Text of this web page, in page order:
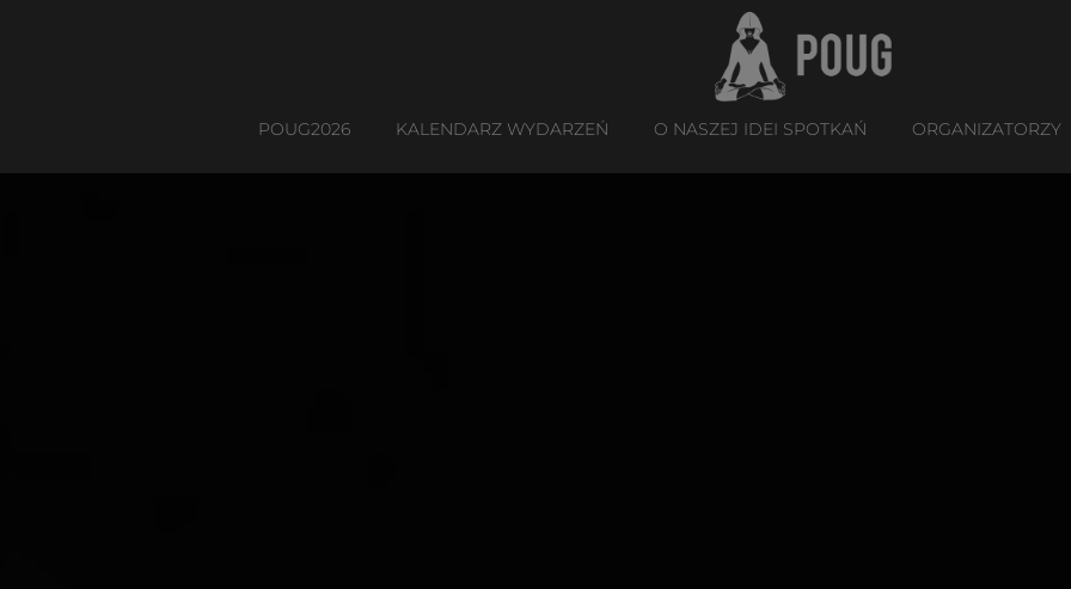
POUG2026 KALENDARZ WYDARZEŃ O NASZEJ IDEI SPOTKAŃ ORGANIZATORZY